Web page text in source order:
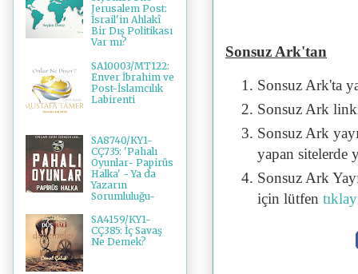
Sonsuz Ark'tan
Sonsuz Ark'ta
Sonsuz Ark
Sonsuz Ark
yapan sitelerde
Sonsuz Ark
için lütfen
Jerusalem Post:
İsrail'in Ahlakî
Bir Dış Politikası
Var mı?
SA10003/MT122:
Enver İbrahim ve
Post-İslamcılık
Labirenti
SA8740/KY1-
CÇ735: 'Pahalı
Oyunlar- Papirüs
Halka' - Ya da
Yazarın
Sorumluluğu-
SA4159/KY1-
CÇ385: İç Savaş
Ne Demek?